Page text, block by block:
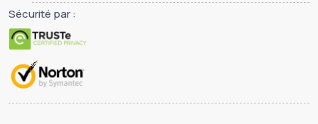
Sécurité par :